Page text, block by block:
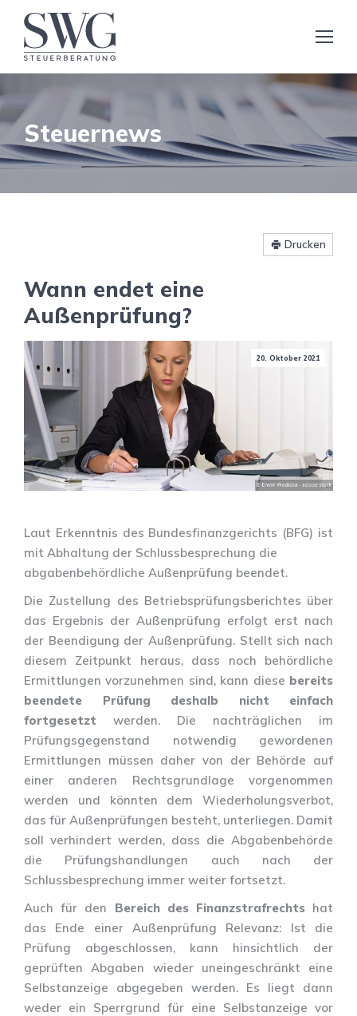
Steuernews
Drucken
Wann endet eine
Außenprüfung?
20. Oktober 2021
Laut Erkenntnis des Bundesfinanzgerichts (BFG) ist
mit Abhaltung der Schlussbesprechung die
abgabenbehördliche Außenprüfung beendet.
Die Zustellung des Betriebsprüfungsberichtes über
das Ergebnis der Außenprüfung erfolgt erst nach
der Beendigung der Außenprüfung. Stellt sich nach
diesem Zeitpunkt heraus, dass noch behördliche
Ermittlungen vorzunehmen sind, kann diese bereits
beendete Prüfung deshalb nicht einfach
fortgesetzt werden. Die nachträglichen im
Prüfungsgegenstand notwendig gewordenen
Ermittlungen müssen daher von der Behörde auf
einer anderen Rechtsgrundlage vorgenommen
werden und könnten dem Wiederholungsverbot,
das für Außenprüfungen besteht, unterliegen. Damit
soll verhindert werden, dass die Abgabenbehörde
die Prüfungshandlungen auch nach der
Schlussbesprechung immer weiter fortsetzt.
Auch für den Bereich des Finanzstrafrechtshat
das Ende einer Außenprüfung Relevanz: Ist die
Prüfung abgeschlossen, kann hinsichtlich der
geprüften Abgaben wieder uneingeschränkt eine
Selbstanzeige abgegeben werden. Es liegt dann
weder ein Sperrgrund für eine Selbstanzeige vor